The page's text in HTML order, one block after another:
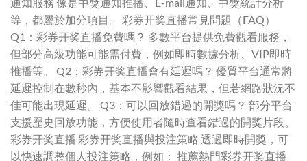
等，都屬於加分項目。 彩券开奖直播常見問題（FAQ）
Q1：彩券开奖直播免費嗎？ 多數平台提供免費觀看服務，
但部分高級功能可能需付費，例如即時數據分析、VIP即時
推播等。 Q2：彩券开奖直播會有延遲嗎？ 優質平台通常將
延遲控制在數秒內，基本不影響觀看結果，但若網路狀況不
佳可能出現延遲。 Q3：可以回放錯過的開獎嗎？ 部分平台
支援歷史回放功能，方便使用者隨時查看錯過的開獎片段。
彩券开奖直播 彩券开奖直播與投注策略 透過即時開獎，可
以快速調整個人投注策略，例如： 推薦熱門彩券开奖直播